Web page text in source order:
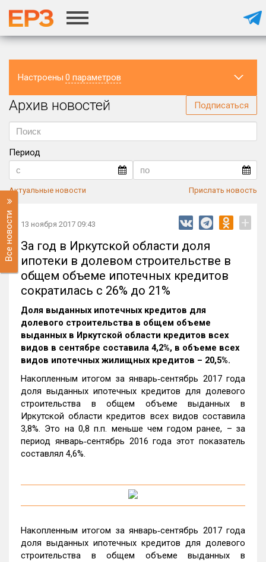
Настроены 0 параметров
Регион
Архив новостей Подписаться
Период
Актуальные новости Прислать новость
Все новости 13 ноября 2017 09:43 +
За год в Иркутской области доля
ипотеки в долевом строительстве в
общем объеме ипотечных кредитов
сократилась с 26% до 21%
Доля выданных ипотечных кредитов для
долевого строительства в общем объеме
выданных в Иркутской области кредитов всех
видов в сентябре составила 4,2%, в объеме всех
видов ипотечных жилищных кредитов – 20,5%.
Накопленным итогом за январь‑сентябрь 2017 года
доля выданных ипотечных кредитов для долевого
строительства в общем объеме выданных в
Иркутской области кредитов всех видов составила
3,8%. Это на 0,8 п.п. меньше чем годом ранее, – за
период январь‑сентябрь 2016 года этот показатель
составлял 4,6%.
Накопленным итогом за январь‑сентябрь 2017 года
доля выданных ипотечных кредитов для долевого
строительства в общем объеме выданных в